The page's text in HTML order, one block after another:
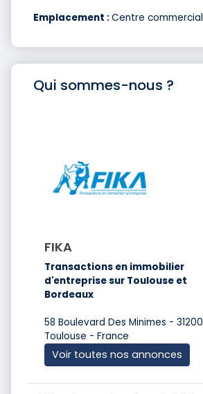
Emplacement :Centre commercial
Qui sommes-nous ?
FIKA
Transactions en immobilier
d'entreprise sur Toulouse et
Bordeaux
58 Boulevard Des Minimes - 31200
Toulouse - France
Voir toutes nos annonces